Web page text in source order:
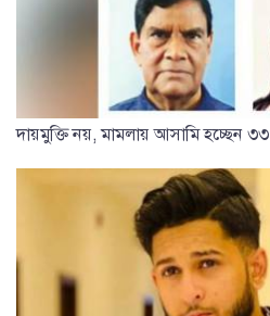
দায়মুক্তি নয়, মামলায় আসামি হচ্ছেন ৩৩